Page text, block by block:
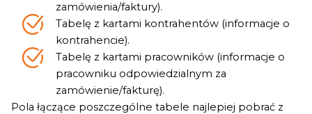
zamówienia/faktury).
Tabelę z kartami kontrahentów (informacje o
kontrahencie).
Tabelę z kartami pracowników (informacje o
pracowniku odpowiedzialnym za
zamówienie/fakturę).
Pola łączące poszczególne tabele najlepiej pobrać z